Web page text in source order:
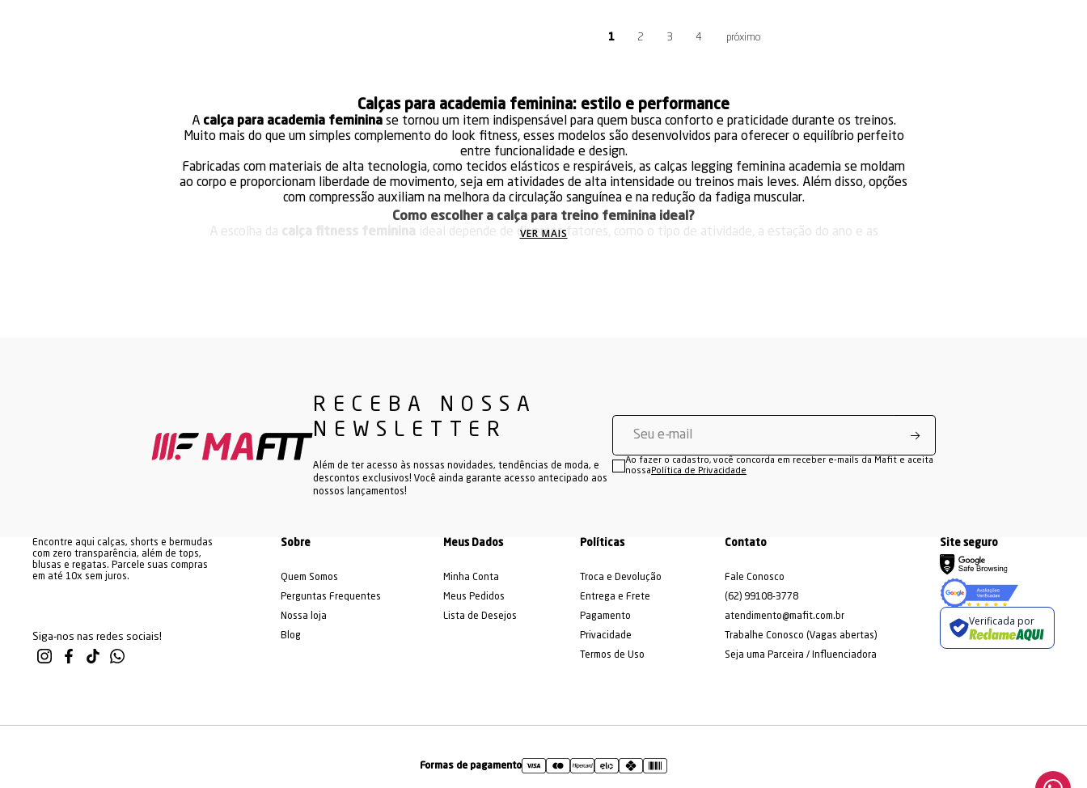
1 2 3 4
Calças para academia feminina: estilo e performance
A calça para academia femininase tornou um item indispensável para quem busca conforto e praticidade durante os treinos.
Muito mais do que um simples complemento do look fitness, esses modelos são desenvolvidos para oferecer o equilíbrio perfeito
entre funcionalidade e design.
Fabricadas com materiais de alta tecnologia, como tecidos elásticos e respiráveis, as calças legging feminina academia se moldam
ao corpo e proporcionam liberdade de movimento, seja em atividades de alta intensidade ou treinos mais leves. Além disso, opções
com compressão auxiliam na melhora da circulação sanguínea e na redução da fadiga muscular.
Como escolher a calça para treino feminina ideal?
A escolha da calça fitness feminina ideal depende de diversos fatores, como o tipo de atividade, a estação do ano e as
durante o treino.
Conheça os shorts para complementar seu guarda-roupa fitness
Para quem busca variedade no guarda-roupa esportivo, vale explorar também nossas opções de
Esses modelos são ideais para dias quentes ou atividades que exigem ainda mais mobilidade.
Na Mafit, nos dedicamos a oferecer peças que aliam performance, conforto e estilo. Cadacalça legging feminina academia
nosso catálogo é cuidadosamente selecionada para atender às necessidades de quem não abre mão de qualidade no dia a dia
Aproveite para conhecer a categoria de
bermudase descubra o que temos de melhor.
VER MAIS
RECEBA NOSSA
NEWSLETTER
Além de ter acesso às nossas novidades, tendências de moda, e
descontos exclusivos! Você ainda garante acesso antecipado aos
nossos lançamentos!
Ao fazer o cadastro, você concorda em receber e-mails da Mafit e aceita
nossaPolítica de Privacidade
Encontre aqui calças, shorts e bermudas
com zero transparência, além de tops,
blusas e regatas. Parcele suas compras
em até 10x sem juros.
Siga-nos nas redes sociais!
Sobre
Quem Somos
Perguntas Frequentes
Nossa loja
Blog
Meus Dados
Minha Conta
Meus Pedidos
Lista de Desejos
Políticas
Troca e Devolução
Entrega e Frete
Pagamento
Privacidade
Termos de Uso
Contato
Fale Conosco
(62) 99108-3778
atendimento@mafit.com.br
Trabalhe Conosco (Vagas abertas)
Seja uma Parceira / Influenciadora
Site seguro
Verificada por
Formas de pagamento